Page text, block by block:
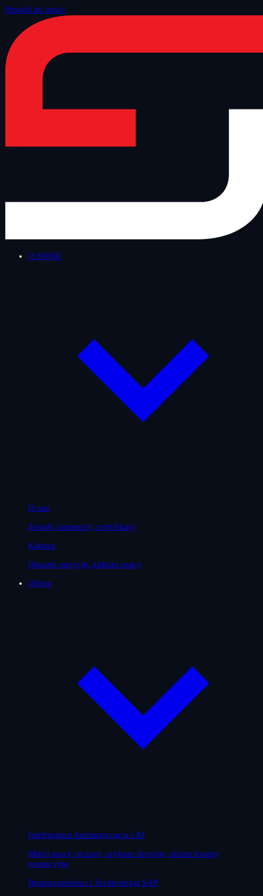
Przejdź do treści
O SNOK
O nas
Zespół, partnerzy, certyfikaty
Kariera
Otwarte pozycje, kultura pracy
Oferta
Inteligentna Automatyzacja i AI
Mniej pracy ręcznej, szybsze decyzje, niższe koszty
operacyjne
Bezpieczeństwo i Technologia SAP
Strona główna